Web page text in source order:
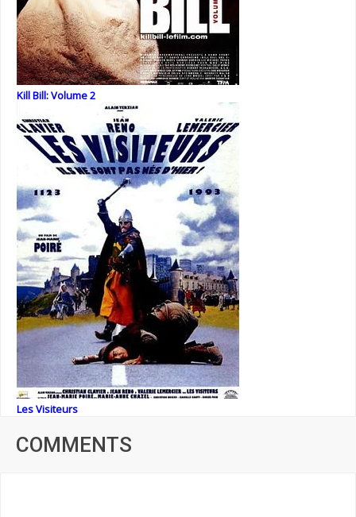
Kill Bill: Volume 2
Les Visiteurs
COMMENTS